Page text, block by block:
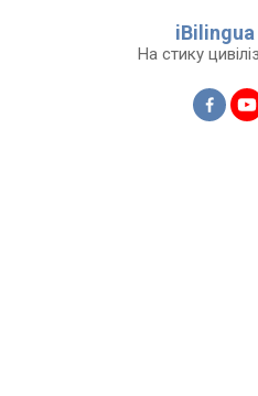
iBilingua
На стику